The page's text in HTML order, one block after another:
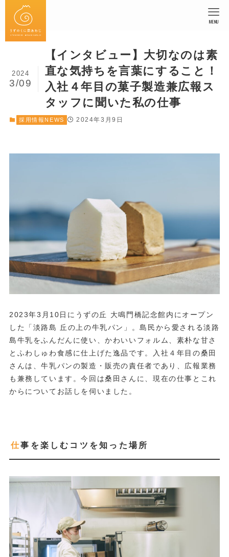
MENU
【インタビュー】大切なのは素
直な気持ちを言葉にすること！
入社４年目の菓子製造兼広報ス
タッフに聞いた私の仕事
2024
3/09
採用情報NEWS 2024年3月9日
2023年3月10日にうずの丘 大鳴門橋記念館内にオープン
した「淡路島 丘の上の牛乳パン」。島民から愛される淡路
島牛乳をふんだんに使い、かわいいフォルム、素朴な甘さ
とふわしゅわ食感に仕上げた逸品です。入社４年目の桑田
さんは、牛乳パンの製造・販売の責任者であり、広報業務
も兼務しています。今回は桑田さんに、現在の仕事とこれ
からについてお話しを伺いました。
仕事を楽しむコツを知った場所